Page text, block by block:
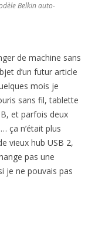
Belkin auto-
de machine sans
d’un futur article
mois je
sans fil, tablette
et parfois deux
ça n’était plus
vieux hub USB 2,
pas une
je ne pouvais pas